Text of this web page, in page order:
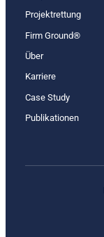
Projektrettung
Firm Ground®
Über
Karriere
Case Study
Publikationen